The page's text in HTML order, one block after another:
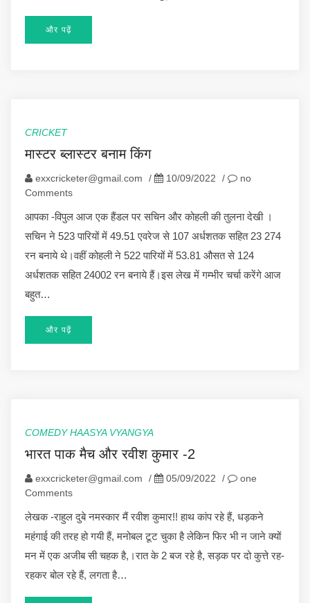
और पढ़ें
CRICKET
मास्टर ब्लास्टर बनाम किंग
exxcricketer@gmail.com / 10/09/2022 /
no
Comments
आपका -विपुल आज एक हैंडल पर सचिन और कोहली की तुलना देखी ।
सचिन ने 523 पारियों में 49.51 एवरेज से 107 अर्धशतक सहित 23 274
रन बनाये थे।वहीं कोहली ने 522 पारियों में 53.81 औसत से 124
अर्धशतक सहित 24002 रन बनाये हैं।इस लेख में गम्भीर चर्चा करेंगे आज
बहुत…
और पढ़ें
COMEDY HAASYA VYANGYA
भारत पाक मैच और रवीश कुमार -2
exxcricketer@gmail.com / 05/09/2022 /
one
Comments
लेखक -राहुल दुबे नमस्कार मैं रवीश कुमार!! हाथ कांप रहे हैं, धड़कने
महंगाई की तरह हो गयी हैं, मनोबल टूट चुका है लेकिन फिर भी न जाने क्यों
मन में एक अजीब सी चहक है,।रात के 2 बज रहे है, सड़क पर दो कुत्ते रह-
रहकर बोल रहे हैं, लगता है…